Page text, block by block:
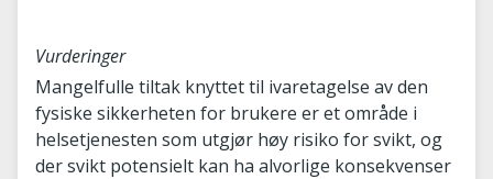
Vurderinger
Mangelfulle tiltak knyttet til ivaretagelse av den
fysiske sikkerheten for brukere er et område i
helsetjenesten som utgjør høy risiko for svikt, og
der svikt potensielt kan ha alvorlige konsekvenser